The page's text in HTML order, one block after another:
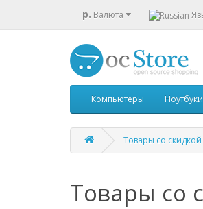
р. Валюта
Компьютеры Ноутбуки
Товары со скидкой
Товары со